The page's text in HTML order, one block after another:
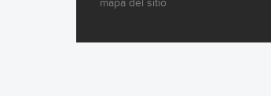
mapa del sitio